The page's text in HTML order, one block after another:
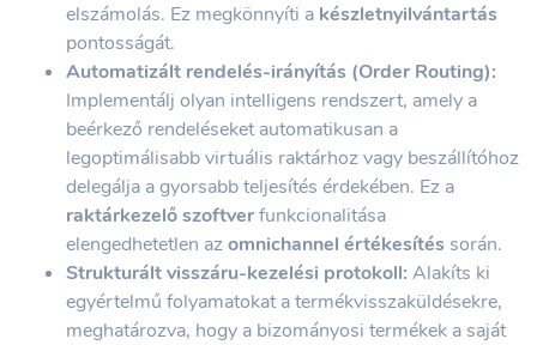
elszámolás. Ez megkönnyíti a készletnyilvántartás
pontosságát.
Automatizált rendelés-irányítás (Order Routing):
Implementálj olyan intelligens rendszert, amely a
beérkező rendeléseket automatikusan a
legoptimálisabb virtuális raktárhoz vagy beszállítóhoz
delegálja a gyorsabb teljesítés érdekében. Ez a
raktárkezelő szoftverfunkcionalitása
elengedhetetlen azomnichannel értékesítés során.
Strukturált visszáru-kezelési protokoll: Alakíts ki
egyértelmű folyamatokat a termékvisszaküldésekre,
meghatározva, hogy a bizományosi termékek a saját